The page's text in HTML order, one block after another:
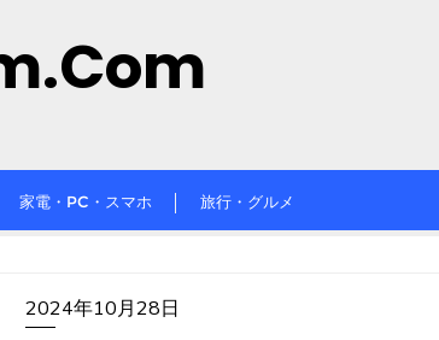
家電・PC・スマホ 旅行・グルメ
2024年10月28日